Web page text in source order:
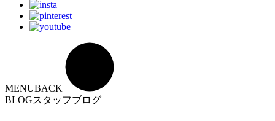
MENUBACK
BLOGスタッフブログ